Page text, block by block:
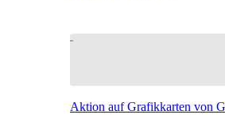
Aktion auf Grafikkarten von